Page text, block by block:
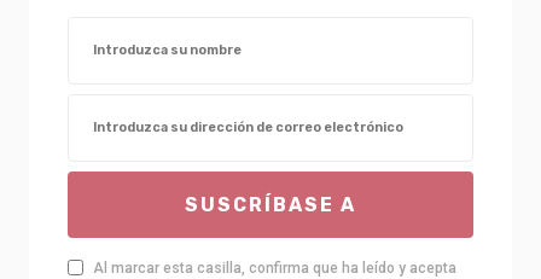
SUSCRÍBASE A
Al marcar esta casilla, confirma que ha leído y acepta